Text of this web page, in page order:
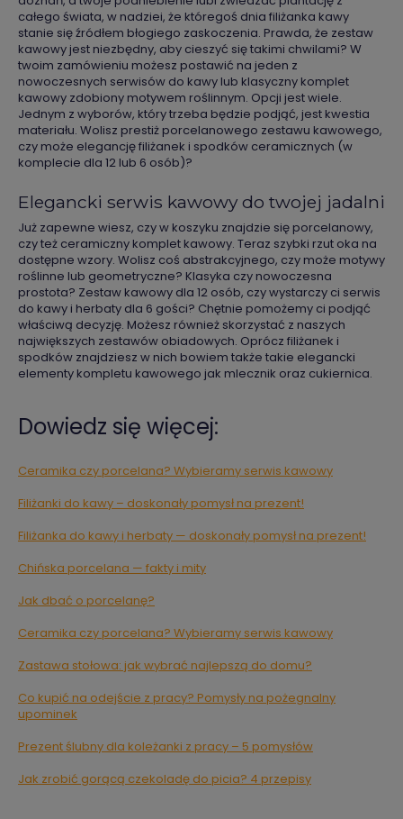
całego świata, w nadziei, że któregoś dnia filiżanka kawy
stanie się źródłem błogiego zaskoczenia. Prawda, że zestaw
kawowy jest niezbędny, aby cieszyć się takimi chwilami? W
twoim zamówieniu możesz postawić na jeden z
nowoczesnych serwisów do kawy lub klasyczny komplet
kawowy zdobiony motywem roślinnym. Opcji jest wiele.
Jednym z wyborów, który trzeba będzie podjąć, jest kwestia
materiału. Wolisz prestiż porcelanowego zestawu kawowego,
czy może elegancję filiżanek i spodków ceramicznych (w
komplecie dla 12 lub 6 osób)?
Elegancki serwis kawowy do twojej jadalni
Już zapewne wiesz, czy w koszyku znajdzie się porcelanowy,
czy też ceramiczny komplet kawowy. Teraz szybki rzut oka na
dostępne wzory. Wolisz coś abstrakcyjnego, czy może motywy
roślinne lub geometryczne? Klasyka czy nowoczesna
prostota? Zestaw kawowy dla 12 osób, czy wystarczy ci serwis
do kawy i herbaty dla 6 gości? Chętnie pomożemy ci podjąć
właściwą decyzję. Możesz również skorzystać z naszych
największych zestawów obiadowych. Oprócz filiżanek i
spodków znajdziesz w nich bowiem także takie elegancki
elementy kompletu kawowego jak mlecznik oraz cukiernica.
Dowiedz się więcej:
Ceramika czy porcelana? Wybieramy serwis kawowy
Filiżanki do kawy – doskonały pomysł na prezent!
Filiżanka do kawy i herbaty — doskonały pomysł na prezent!
Chińska porcelana — fakty i mity
Jak dbać o porcelanę?
Ceramika czy porcelana? Wybieramy serwis kawowy
Zastawa stołowa: jak wybrać najlepszą do domu?
Co kupić na odejście z pracy? Pomysły na pożegnalny
upominek
Prezent ślubny dla koleżanki z pracy – 5 pomysłów
Jak zrobić gorącą czekoladę do picia? 4 przepisy